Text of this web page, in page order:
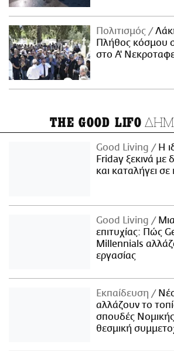
Πολιτισμός
Πλήθος κόσμου
στο Α'
THE GOOD LIFO
Good Living
Η
Friday ξεκινά με
και καταλήγει σε
Good Living
Μια
επιτυχίας: Πώς
Millennials
εργασίας
Εκπαίδευση
αλλάζουν το
σπουδές
θεσμική